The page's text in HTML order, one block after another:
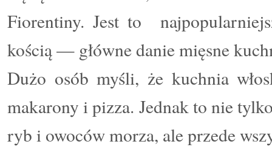
Fiorentiny. Jest to
kością — główne danie mięsne
Dużo osób myśli, że kuchnia
makarony i pizza. Jednak to nie
ryb i owoców morza, ale przede